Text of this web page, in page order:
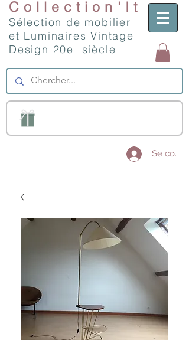
Collection'It
Sélection de mobilier
et Luminaires Vintage
Design 20e siècle
Se